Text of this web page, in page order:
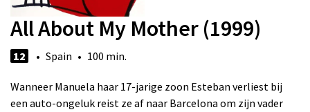
All About My Mother (1999)
12 • Spain • 100 min.
Wanneer Manuela haar 17-jarige zoon Esteban verliest bij
een auto-ongeluk reist ze af naar Barcelona om zijn vader